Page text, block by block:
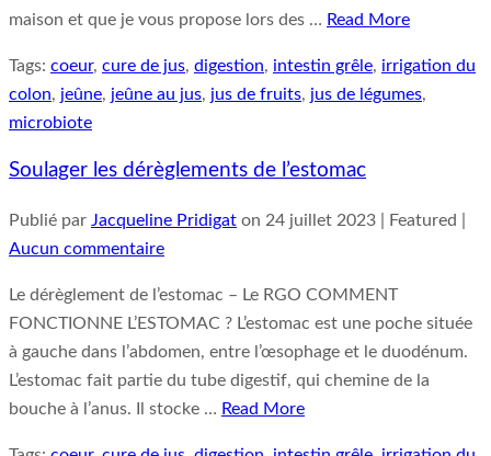
maison et que je vous propose lors des … Read More
Tags: coeur, cure de jus, digestion, intestin grêle, irrigation du
colon, jeûne, jeûne au jus, jus de fruits, jus de légumes,
microbiote
Soulager les dérèglements de l’estomac
Publié par Jacqueline Pridigat on 24 juillet 2023 | Featured
Aucun commentaire
Le dérèglement de l’estomac – Le RGO COMMENT
FONCTIONNE L’ESTOMAC ? L’estomac est une poche située
à gauche dans l’abdomen, entre l’œsophage et le duodénum.
L’estomac fait partie du tube digestif, qui chemine de la
bouche à l’anus. Il stocke … Read More